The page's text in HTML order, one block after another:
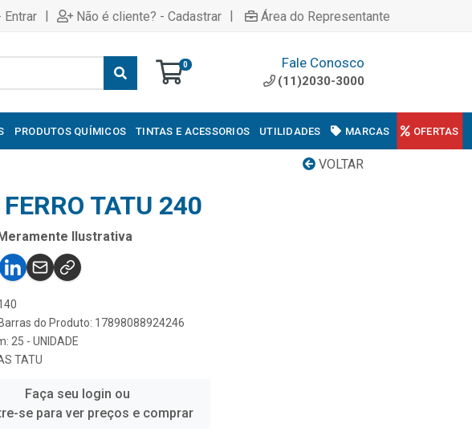
| Não é cliente? - Cadastrar | Área do Representante
0 Fale Conosco
(11)2030-3000
PRODUTOS QUÍMICOS TINTAS E ACESSORIOS UTILIDADES MARCAS OFERTAS
VOLTAR
TATU 240
Ilustrativa
do Produto: 17898088924246
25 - UNIDADE
TATU
Faça seu login ou
se para ver preços e comprar